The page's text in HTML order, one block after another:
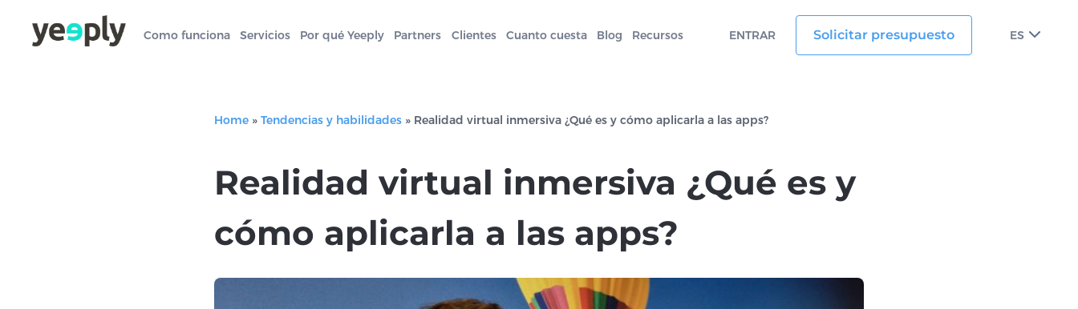
Como funciona Servicios Por qué Yeeply Partners Clientes Cuanto cuesta Blog Recursos ENTRAR Solicitar presupuesto ES
Home » Tendencias y habilidades » Realidad virtual inmersiva ¿Qué es y cómo aplicarla a las apps?
Realidad virtual inmersiva ¿Qué es y
cómo aplicarla a las apps?